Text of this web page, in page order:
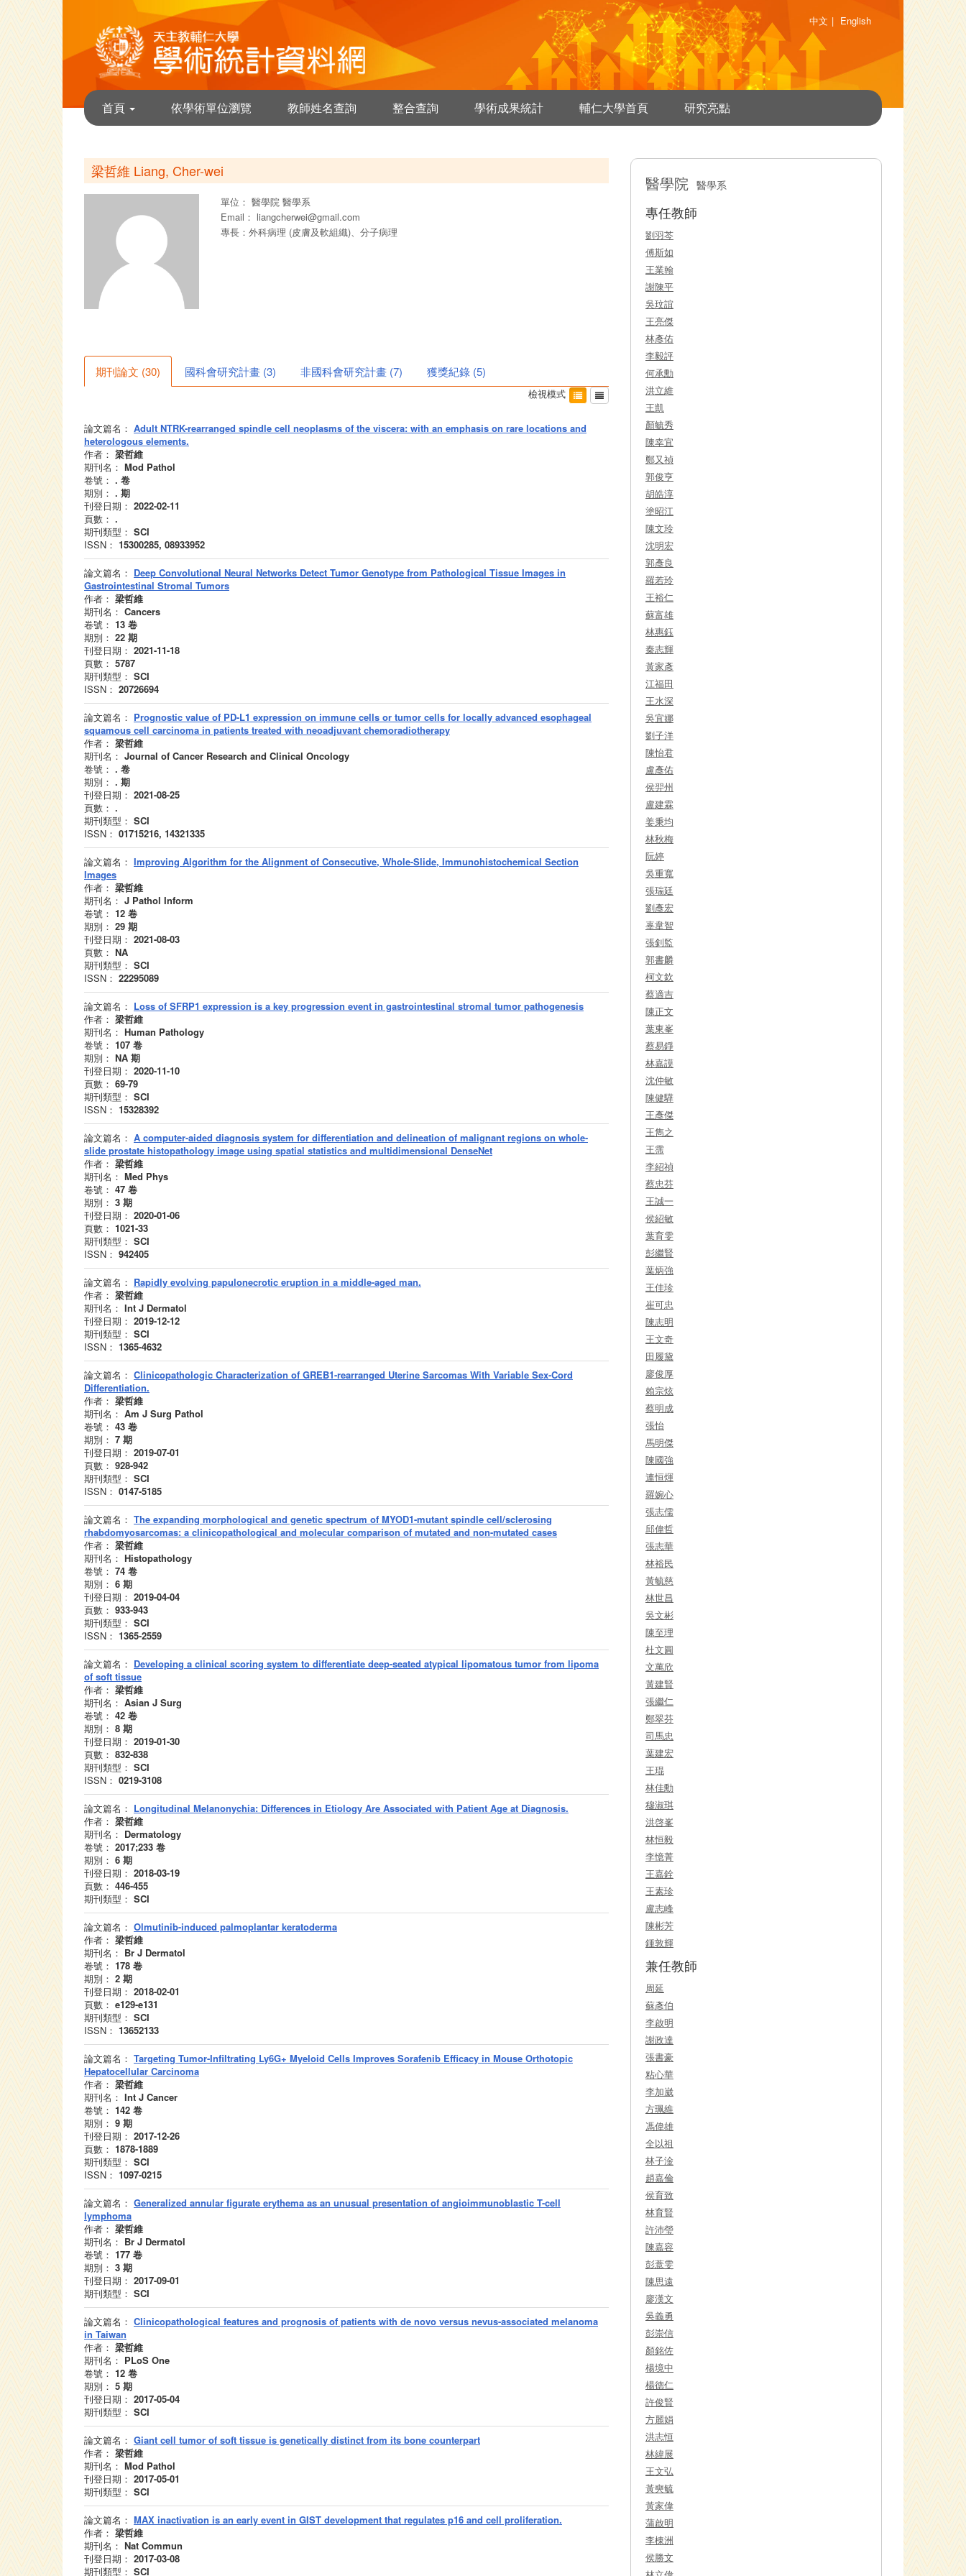
中文 | English
首頁 依學術單位瀏覽 教師姓名查詢 整合查詢 學術成果統計 輔仁大學首頁 研究亮點
梁哲維 Liang, Cher-wei
單位： 醫學院 醫學系
Email： liangcherwei@gmail.com
專長：外科病理 (皮膚及軟組織)、分子病理
期刊論文 (30) 國科會研究計畫 (3) 非國科會研究計畫 (7) 獲獎紀錄 (5)
檢視模式
論文篇名： Adult NTRK-rearranged spindle cell neoplasms of the viscera: with an emphasis on rare locations and
heterologous elements.
作者： 梁哲維
期刊名： Mod Pathol
卷號： . 卷
期別： . 期
刊登日期： 2022-02-11
頁數： .
期刊類型： SCI
ISSN： 15300285, 08933952
論文篇名： Deep Convolutional Neural Networks Detect Tumor Genotype from Pathological Tissue Images in
Gastrointestinal Stromal Tumors
作者： 梁哲維
期刊名： Cancers
卷號： 13 卷
期別： 22 期
刊登日期： 2021-11-18
頁數： 5787
期刊類型： SCI
ISSN： 20726694
論文篇名： Prognostic value of PD-L1 expression on immune cells or tumor cells for locally advanced esophageal
squamous cell carcinoma in patients treated with neoadjuvant chemoradiotherapy
作者： 梁哲維
期刊名： Journal of Cancer Research and Clinical Oncology
卷號： . 卷
期別： . 期
刊登日期： 2021-08-25
頁數： .
期刊類型： SCI
ISSN： 01715216, 14321335
論文篇名： Improving Algorithm for the Alignment of Consecutive, Whole-Slide, Immunohistochemical Section
Images
作者： 梁哲維
期刊名： J Pathol Inform
卷號： 12 卷
期別： 29 期
刊登日期： 2021-08-03
頁數： NA
期刊類型： SCI
ISSN： 22295089
論文篇名： Loss of SFRP1 expression is a key progression event in gastrointestinal stromal tumor pathogenesis
作者： 梁哲維
期刊名： Human Pathology
卷號： 107 卷
期別： NA 期
刊登日期： 2020-11-10
頁數： 69-79
期刊類型： SCI
ISSN： 15328392
論文篇名： A computer-aided diagnosis system for differentiation and delineation of malignant regions on whole-
slide prostate histopathology image using spatial statistics and multidimensional DenseNet
作者： 梁哲維
期刊名： Med Phys
卷號： 47 卷
期別： 3 期
刊登日期： 2020-01-06
頁數： 1021-33
期刊類型： SCI
ISSN： 942405
論文篇名： Rapidly evolving papulonecrotic eruption in a middle-aged man.
作者： 梁哲維
期刊名： Int J Dermatol
刊登日期： 2019-12-12
期刊類型： SCI
ISSN： 1365-4632
論文篇名： Clinicopathologic Characterization of GREB1-rearranged Uterine Sarcomas With Variable Sex-Cord
Differentiation.
作者： 梁哲維
期刊名： Am J Surg Pathol
卷號： 43 卷
期別： 7 期
刊登日期： 2019-07-01
頁數： 928-942
期刊類型： SCI
ISSN： 0147-5185
論文篇名： The expanding morphological and genetic spectrum of MYOD1-mutant spindle cell/sclerosing
rhabdomyosarcomas: a clinicopathological and molecular comparison of mutated and non-mutated cases
作者： 梁哲維
期刊名： Histopathology
卷號： 74 卷
期別： 6 期
刊登日期： 2019-04-04
頁數： 933-943
期刊類型： SCI
ISSN： 1365-2559
論文篇名： Developing a clinical scoring system to differentiate deep-seated atypical lipomatous tumor from lipoma
of soft tissue
作者： 梁哲維
期刊名： Asian J Surg
卷號： 42 卷
期別： 8 期
刊登日期： 2019-01-30
頁數： 832-838
期刊類型： SCI
ISSN： 0219-3108
論文篇名： Longitudinal Melanonychia: Differences in Etiology Are Associated with Patient Age at Diagnosis.
作者： 梁哲維
期刊名： Dermatology
卷號： 2017;233 卷
期別： 6 期
刊登日期： 2018-03-19
頁數： 446-455
期刊類型： SCI
論文篇名： Olmutinib-induced palmoplantar keratoderma
作者： 梁哲維
期刊名： Br J Dermatol
卷號： 178 卷
期別： 2 期
刊登日期： 2018-02-01
頁數： e129-e131
期刊類型： SCI
ISSN： 13652133
論文篇名： Targeting Tumor-Infiltrating Ly6G+ Myeloid Cells Improves Sorafenib Efficacy in Mouse Orthotopic
Hepatocellular Carcinoma
作者： 梁哲維
期刊名： Int J Cancer
卷號： 142 卷
期別： 9 期
刊登日期： 2017-12-26
頁數： 1878-1889
期刊類型： SCI
ISSN： 1097-0215
論文篇名： Generalized annular figurate erythema as an unusual presentation of angioimmunoblastic T-cell
lymphoma
作者： 梁哲維
期刊名： Br J Dermatol
卷號： 177 卷
期別： 3 期
刊登日期： 2017-09-01
期刊類型： SCI
論文篇名： Clinicopathological features and prognosis of patients with de novo versus nevus-associated melanoma
in Taiwan
作者： 梁哲維
期刊名： PLoS One
卷號： 12 卷
期別： 5 期
刊登日期： 2017-05-04
期刊類型： SCI
論文篇名： Giant cell tumor of soft tissue is genetically distinct from its bone counterpart
作者： 梁哲維
期刊名： Mod Pathol
刊登日期： 2017-05-01
期刊類型： SCI
論文篇名： MAX inactivation is an early event in GIST development that regulates p16 and cell proliferation.
作者： 梁哲維
期刊名： Nat Commun
刊登日期： 2017-03-08
期刊類型： SCI
醫學院 醫學系
專任教師
劉羽芩
傅斯如
王業翰
謝陳平
吳玟誼
王亮傑
林彥佑
李毅評
何承勳
洪立維
王凱
顏毓秀
陳幸宜
鄭又禎
郭俊亨
胡皓淳
塗昭江
陳文玲
沈明宏
郭彥良
羅若玲
王裕仁
蘇富雄
林惠鈺
秦志輝
黃家彥
江福田
王水深
吳宜娜
劉子洋
陳怡君
盧彥佑
侯羿州
盧建霖
姜秉均
林秋梅
阮婷
吳重寬
張瑞廷
劉彥宏
辜韋智
張釗監
郭書麟
柯文欽
蔡適吉
陳正文
葉東峯
蔡易錚
林嘉謨
沈仲敏
陳健驊
王彥傑
王雋之
王霈
李紹禎
蔡忠芬
王誠一
侯紹敏
葉育雯
彭繼賢
葉炳強
王佳珍
崔可忠
陳志明
王文奇
田履黛
廖俊厚
賴宗炫
蔡明成
張怡
馬明傑
陳國強
連恒煇
羅婉心
張志儒
邱偉哲
張志華
林裕民
黃毓慈
林世昌
吳文彬
陳至理
杜文圓
文萬欣
黃建賢
張繼仁
鄭翠芬
司馬忠
葉建宏
王琨
林佳勳
穆淑琪
洪啓峯
林恒毅
李憶菁
王嘉銓
王素珍
盧志峰
陳彬芳
鍾敦輝
兼任教師
周延
蘇彥伯
李啟明
謝政達
張書豪
粘心華
李加崴
方珮維
馮偉雄
全以祖
林子淦
趙嘉倫
侯育致
林育賢
許沛瑩
陳嘉容
彭薏雯
陳思遠
廖漢文
吳義勇
彭崇信
顏銘佐
楊境中
楊德仁
許俊賢
方麗娟
洪志恒
林緯展
王文弘
黃奭毓
黃家偉
蒲啟明
李棟洲
侯勝文